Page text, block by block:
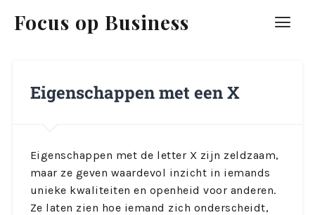
Focus op Business
Eigenschappen met een X
Eigenschappen met de letter X zijn zeldzaam,
maar ze geven waardevol inzicht in iemands
unieke kwaliteiten en openheid voor anderen.
Ze laten zien hoe iemand zich onderscheidt,